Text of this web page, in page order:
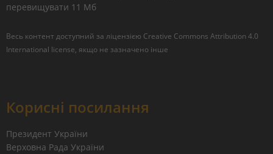
перевищувати 11 Мб
Весь контент доступний за ліцензією Creative Commons Attribution 4.0
International license, якщо не зазначено інше
Корисні посилання
Президент України
Верховна Рада України